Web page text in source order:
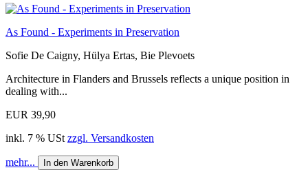
As Found - Experiments in Preservation
Sofie De Caigny, Hülya Ertas, Bie Plevoets
Architecture in Flanders and Brussels reflects a unique position in
dealing with...
EUR 39,90
inkl. 7 % USt zzgl. Versandkosten
mehr... In den Warenkorb